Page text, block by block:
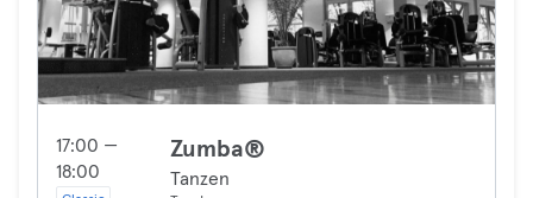
17:00 —
18:00
Zumba®
Tanzen